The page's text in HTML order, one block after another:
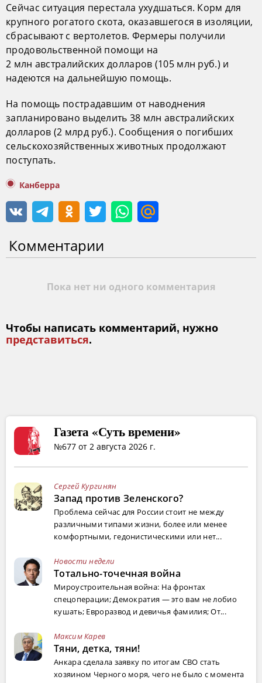
Сейчас ситуация перестала ухудшаться. Корм для
крупного рогатого скота, оказавшегося в изоляции,
сбрасывают с вертолетов. Фермеры получили
продовольственной помощи на
2 млн австралийских долларов (105 млн руб.) и
надеются на дальнейшую помощь.
На помощь пострадавшим от наводнения
запланировано выделить 38 млн австралийских
долларов (2 млрд руб.). Сообщения о погибших
сельскохозяйственных животных продолжают
поступать.
Канберра
Комментарии
Пока нет ни одного комментария
Чтобы написать комментарий, нужно
представиться.
Газета «Суть времени»
№677 от 2 августа 2026 г.
Сергей Кургинян
Запад против Зеленского?
Проблема сейчас для России стоит не между
различными типами жизни, более или менее
комфортными, гедонистическими или нет...
Новости недели
Тотально-точечная война
Мироустроительная война: На фронтах
спецоперации; Демократия — это вам не лобио
кушать; Евроразвод и девичья фамилия; От...
Максим Карев
Тяни, детка, тяни!
Анкара сделала заявку по итогам СВО стать
хозяином Черного моря, чего не было с момента